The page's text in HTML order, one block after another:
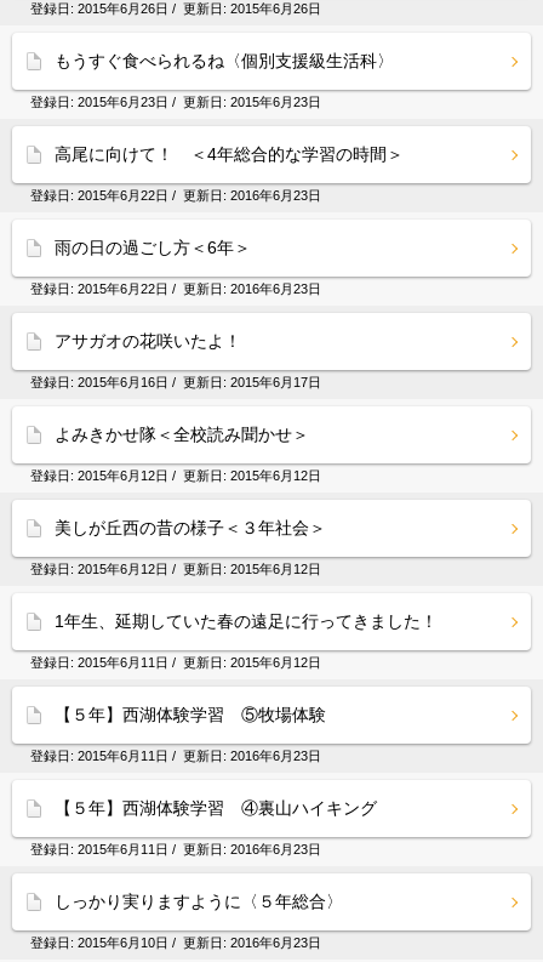
登録日: 2015年6月26日 / 更新日: 2015年6月26日
もうすぐ食べられるね〈個別支援級生活科〉
登録日: 2015年6月23日 / 更新日: 2015年6月23日
高尾に向けて！ ＜4年総合的な学習の時間＞
登録日: 2015年6月22日 / 更新日: 2016年6月23日
雨の日の過ごし方＜6年＞
登録日: 2015年6月22日 / 更新日: 2016年6月23日
アサガオの花咲いたよ！
登録日: 2015年6月16日 / 更新日: 2015年6月17日
よみきかせ隊＜全校読み聞かせ＞
登録日: 2015年6月12日 / 更新日: 2015年6月12日
美しが丘西の昔の様子＜３年社会＞
登録日: 2015年6月12日 / 更新日: 2015年6月12日
1年生、延期していた春の遠足に行ってきました！
登録日: 2015年6月11日 / 更新日: 2015年6月12日
【５年】西湖体験学習 ⑤牧場体験
登録日: 2015年6月11日 / 更新日: 2016年6月23日
【５年】西湖体験学習 ④裏山ハイキング
登録日: 2015年6月11日 / 更新日: 2016年6月23日
しっかり実りますように〈５年総合〉
登録日: 2015年6月10日 / 更新日: 2016年6月23日